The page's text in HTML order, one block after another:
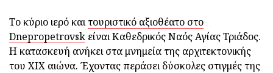
Το κύριο ιερό καιτουριστικό αξιοθέατο στο
Dnepropetrovsk είναι Καθεδρικός Ναός Αγίας Τριάδος.
Η κατασκευή ανήκει στα μνημεία της αρχιτεκτονικής
του ΧΙΧ αιώνα. Έχοντας περάσει δύσκολες στιγμές της